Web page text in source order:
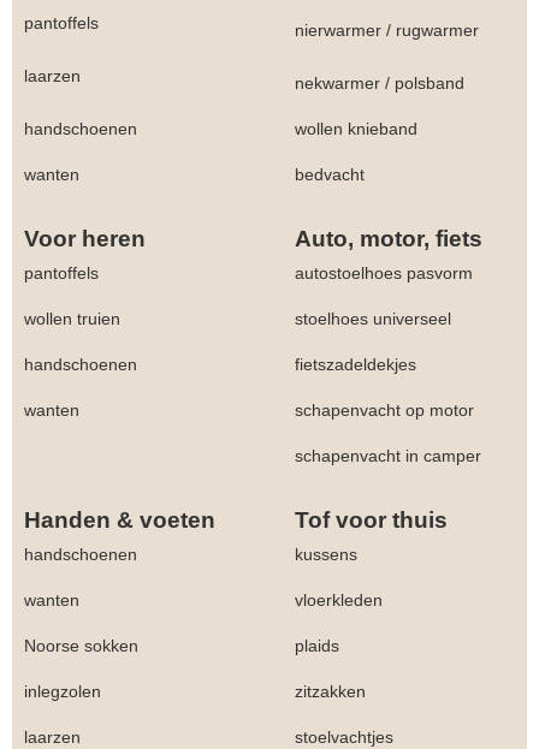
pantoffels nierwarmer / rugwarmer
laarzen nekwarmer / polsband
handschoenen wollen knieband
wanten bedvacht
Voor heren Auto, motor, fiets
pantoffels autostoelhoes pasvorm
wollen truien stoelhoes universeel
handschoenen fietszadeldekjes
wanten schapenvacht op motor
schapenvacht in camper
Handen & voeten Tof voor thuis
handschoenen kussens
wanten vloerkleden
Noorse sokken plaids
inlegzolen zitzakken
laarzen stoelvachtjes